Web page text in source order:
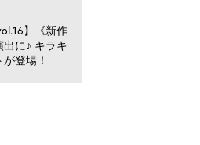
】《新作
に♪ キラキ
登場！